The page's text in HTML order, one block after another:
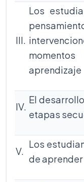
III.
Los
aprendizaje
IV.
El
etapas
V.
Los
de aprender